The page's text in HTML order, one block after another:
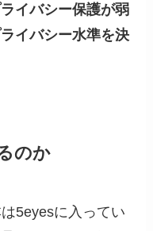
ライバシー保護が弱
イバシー水準を決
のか
5eyesに入ってい